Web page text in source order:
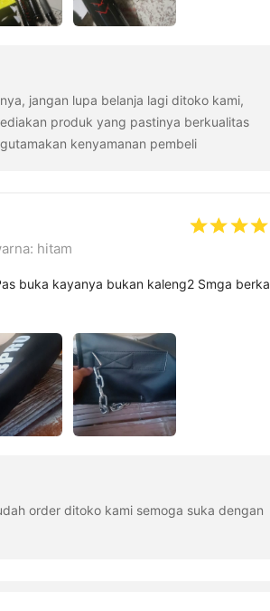
jangan lupa belanja lagi ditoko kami,
produk yang pastinya berkualitas
kenyamanan pembeli
hitam
buka kayanya bukan kaleng2 Smga
order ditoko kami semoga suka dengan